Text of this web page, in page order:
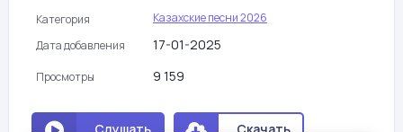
Категория
Казахские песни 2026
Дата добавления
17-01-2025
Просмотры 9 159